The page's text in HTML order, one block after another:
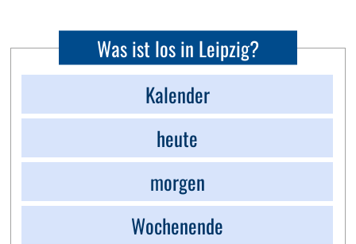
Was ist los in Leipzig?
Kalender
heute
morgen
Wochenende